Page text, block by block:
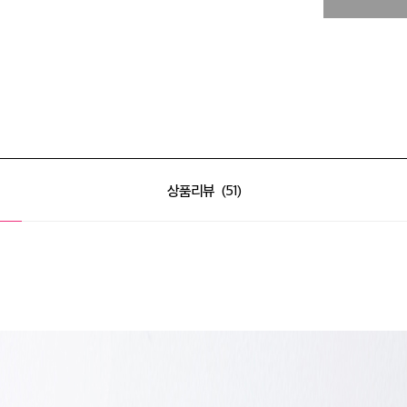
상품리뷰 51